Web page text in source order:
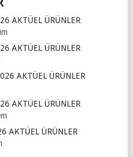
AKTÜEL ÜRÜNLER
AKTÜEL ÜRÜNLER
AKTÜEL ÜRÜNLER
AKTÜEL ÜRÜNLER
AKTÜEL ÜRÜNLER